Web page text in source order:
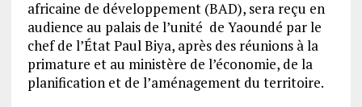
africaine de développement (BAD), sera reçu en
audience au palais de l’unité de Yaoundé par le
chef de l’État Paul Biya, après des réunions à la
primature et au ministère de l’économie, de la
planification et de l’aménagement du territoire.